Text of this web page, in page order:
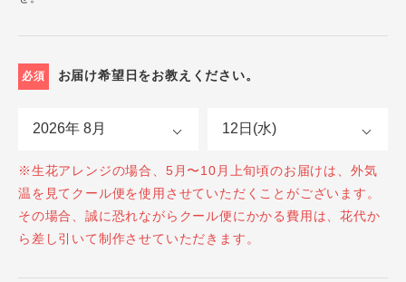
必須 お届け希望日をお教えください。
※生花アレンジの場合、5月〜10月上旬頃のお届けは、外気
温を見てクール便を使用させていただくことがございます。
その場合、誠に恐れながらクール便にかかる費用は、花代か
ら差し引いて制作させていただきます。